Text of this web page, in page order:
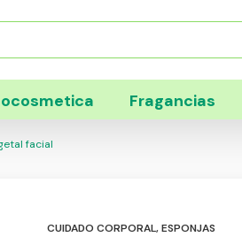
Fragancias
facial
CUIDADO CORPORAL,ESPONJAS